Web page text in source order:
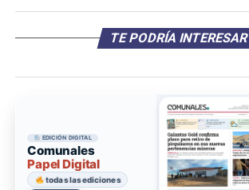
TE PODRÍA INTERESAR
EDICIÓN DIGITAL
Comunales
Papel Digital
todas las ediciones